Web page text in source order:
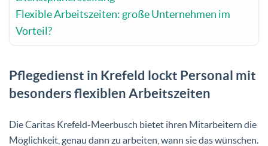
Flexible Arbeitszeiten: große Unternehmen im
Vorteil?
Pflegedienst in Krefeld lockt Personal mit
besonders flexiblen Arbeitszeiten
Die Caritas Krefeld-Meerbusch bietet ihren Mitarbeitern die
Möglichkeit, genau dann zu arbeiten, wann sie das wünschen.